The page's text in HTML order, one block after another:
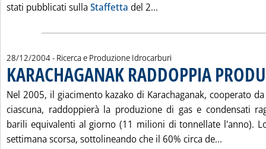
stati pubblicati sullaStaffetta del 2...
28/12/2004- Ricerca e Produzione Idrocarburi
KARACHAGANAK RADDOPPIA
Nel 2005, il giacimento kazako di Karachaganak, cooperato
ciascuna, raddoppierà la produzione di gas e condensati
barili equivalenti al giorno (11 milioni di tonnellate l'anno).
settimana scorsa, sottolineando che il 60% circa de...